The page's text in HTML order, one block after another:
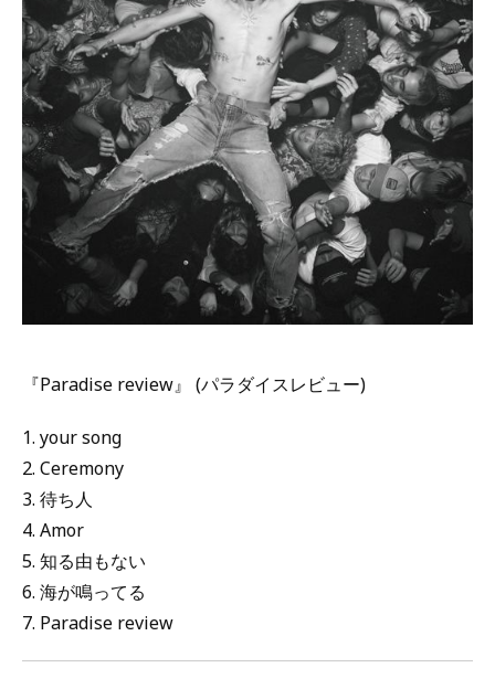
『Paradise review』 (パラダイスレビュー)
1. your song
2. Ceremony
3. 待ち人
4. Amor
5. 知る由もない
6. 海が鳴ってる
7. Paradise review